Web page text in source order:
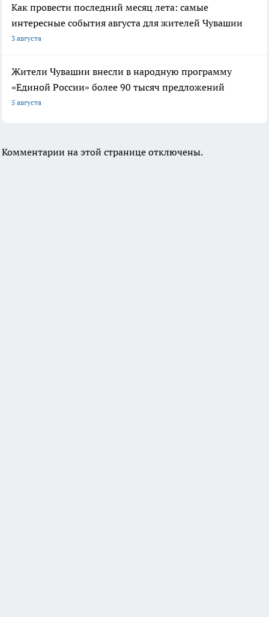
Как провести последний месяц лета: самые
интересные события августа для жителей Чувашии
3 августа
Жители Чувашии внесли в народную программу
«Единой России» более 90 тысяч предложений
5 августа
Комментарии на этой странице отключены.